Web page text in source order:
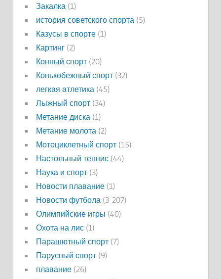
Закалка (1)
история советского спорта (5)
Казусы в спорте(1)
Картинг(2)
Конный спорт(20)
Конькобежный спорт(32)
легкая атлетика (45)
Лыжный спорт(34)
Метание диска (1)
Метание молота (2)
Мотоциклетный спорт(15)
Настольный теннис(44)
Наука и спорт(3)
Новости плавание(1)
Новости футбола (3 207)
Олимпийские игры (40)
Охота на лис(1)
Парашютный спорт(7)
Парусный спорт(9)
плавание(26)